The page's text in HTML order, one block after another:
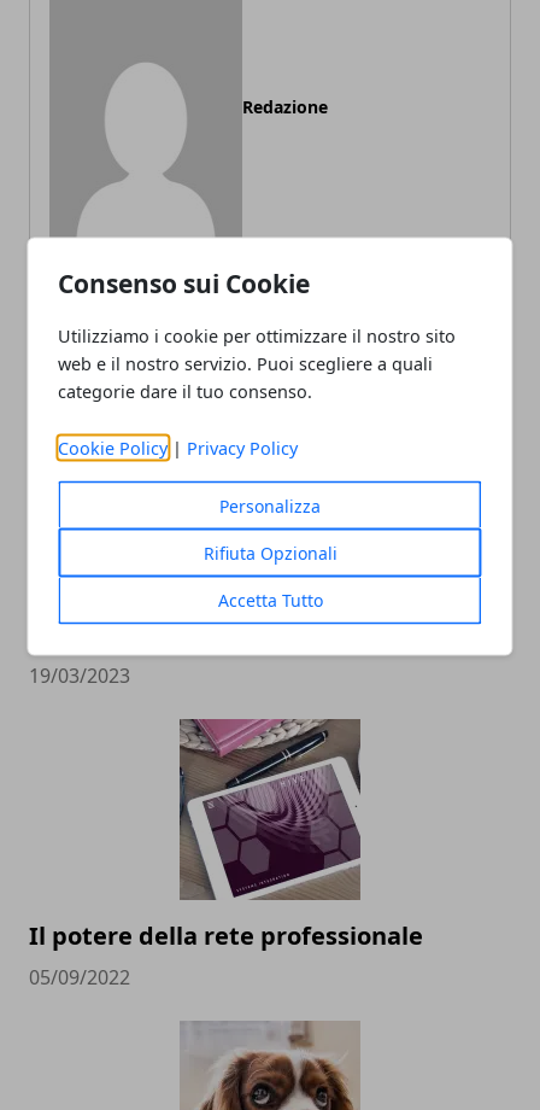
Consenso sui Cookie
Utilizziamo i cookie per ottimizzare il nostro sito
web e il nostro servizio. Puoi scegliere a quali
categorie dare il tuo consenso.
Cookie Policy | Privacy Policy
Personalizza
Rifiuta Opzionali
Accetta Tutto
Redazione
ARTICOLI CORRELATI
5 motivi per evitare di somministrare
crocchette al cane
19/03/2023
Il potere della rete professionale
05/09/2022